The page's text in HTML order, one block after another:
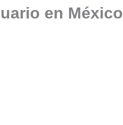
en México